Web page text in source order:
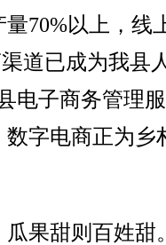
70%以上，线
道已成为我县
电子商务管理
字电商正为乡
果甜则百姓甜